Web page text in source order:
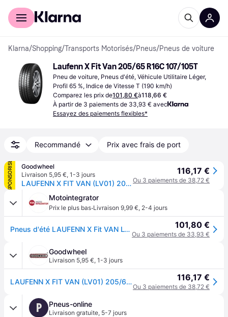
Acheter avec Klarna
Klarna/Shopping/Transports Motorisés/Pneus/Pneus de voiture
Laufenn X Fit Van 205/65 R16C 107/105T
Pneu de voiture, Pneus d'été, Véhicule Utilitaire Léger,
Profil 65 %, Indice de Vitesse T (190 km/h)
Comparez les prix de101,80 €à118,66 €
À partir de 3 paiements de 33,93 € avec
Essayez des paiements flexibles*
Recommandé Prix avec frais de port
SPONSORISÉ
Goodwheel
Livraison 5,95 €, 1-3 jours
LAUFENN X FIT VAN (LV01) 205/65R16C 107/105T BSW
116,17 €
Ou 3 paiements de 38,72 €
Motointegrator
Prix le plus bas·Livraison 9,99 €, 2-4 jours
Pneus d'été LAUFENN X Fit VAN LV01 205/65R16C, 107/105T TL 101,80 €
Ou 3 paiements de 33,93 €
Goodwheel
Livraison 5,95 €, 1-3 jours
LAUFENN X FIT VAN (LV01) 205/65R16C 107/105T BSW 116,17 €
Ou 3 paiements de 38,72 €
P Pneus-online
Livraison gratuite, 5-7 jours